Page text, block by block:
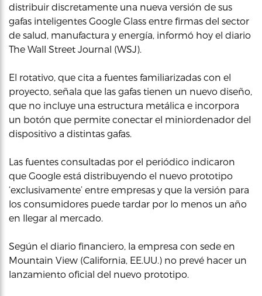
distribuir discretamente una nueva versión de sus
gafas inteligentes Google Glass entre firmas del sector
de salud, manufactura y energía, informó hoy el diario
The Wall Street Journal (WSJ).
El rotativo, que cita a fuentes familiarizadas con el
proyecto, señala que las gafas tienen un nuevo diseño,
que no incluye una estructura metálica e incorpora
un botón que permite conectar el miniordenador del
dispositivo a distintas gafas.
Las fuentes consultadas por el periódico indicaron
que Google está distribuyendo el nuevo prototipo
‘exclusivamente’ entre empresas y que la versión para
los consumidores puede tardar por lo menos un año
en llegar al mercado.
Según el diario financiero, la empresa con sede en
Mountain View (California, EE.UU.) no prevé hacer un
lanzamiento oficial del nuevo prototipo.